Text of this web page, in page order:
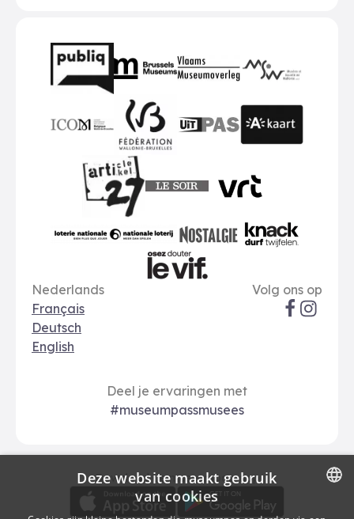
Partners
FWB
Art 27
Nostalgie
Taal opties
Nederlands
Français
Deutsch
English
Sociale
Volg ons op
Deel je ervaringen met
#museumpassmusees
Download
Download de museumpas-app
Betalingsopties
Deze website maakt gebruik
van cookies